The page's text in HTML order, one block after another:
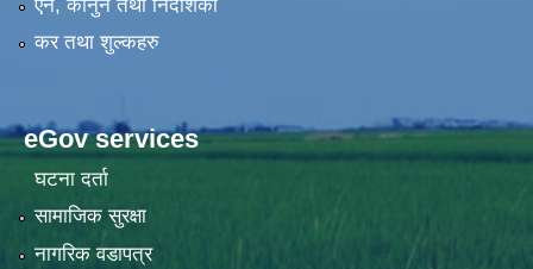
एन, कानुन तथा निर्देशिका
कर तथा शुल्कहरु
eGov services
घटना दर्ता
सामाजिक सुरक्षा
नागरिक वडापत्र